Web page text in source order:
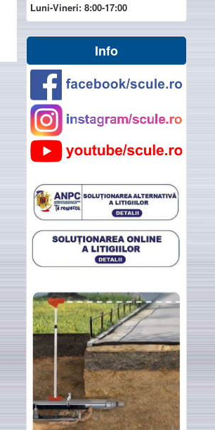
Luni-Vineri: 8:00-17:00
Info